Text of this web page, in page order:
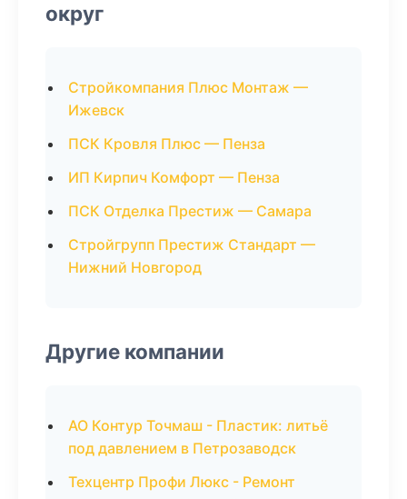
округ
Стройкомпания Плюс Монтаж —
Ижевск
ПСК Кровля Плюс — Пенза
ИП Кирпич Комфорт — Пенза
ПСК Отделка Престиж — Самара
Стройгрупп Престиж Стандарт —
Нижний Новгород
Другие компании
АО Контур Точмаш - Пластик: литьё
под давлением в Петрозаводск
Техцентр Профи Люкс - Ремонт